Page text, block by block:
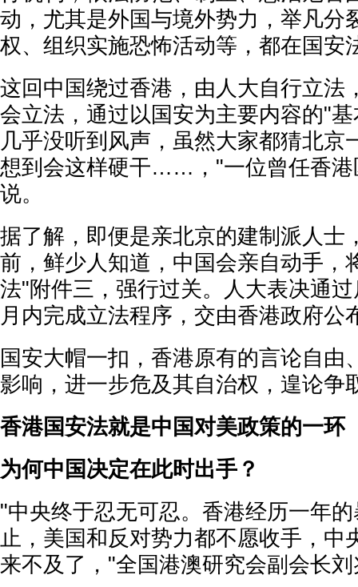
动，尤其是外国与境外势力，举凡分
权、组织实施恐怖活动等，都在国安
这回中国绕过香港，由人大自行立法
会立法，通过以国安为主要内容的"
几乎没听到风声，虽然大家都猜北京
想到会这样硬干……，"一位曾任香港
说。
据了解，即便是亲北京的建制派人士
前，鲜少人知道，中国会亲自动手，
法"附件三，强行过关。人大表决通
月内完成立法程序，交由香港政府公
国安大帽一扣，香港原有的言论自由
影响，进一步危及其自治权，遑论争
香港国安法就是中国对美政策的一环
为何中国决定在此时出手？
"中央终于忍无可忍。香港经历一年
止，美国和反对势力都不愿收手，中
来不及了，"全国港澳研究会副会长